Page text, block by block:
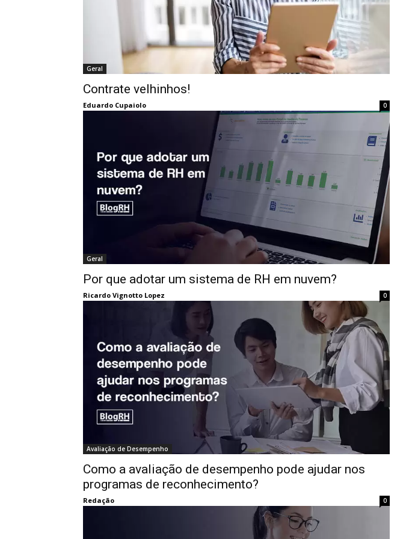
Geral
Contrate velhinhos!
Eduardo Cupaiolo 0
Geral
Por que adotar um sistema de RH em nuvem?
Ricardo Vignotto Lopez 0
Avaliação de Desempenho
Como a avaliação de desempenho pode ajudar nos
programas de reconhecimento?
Redação 0